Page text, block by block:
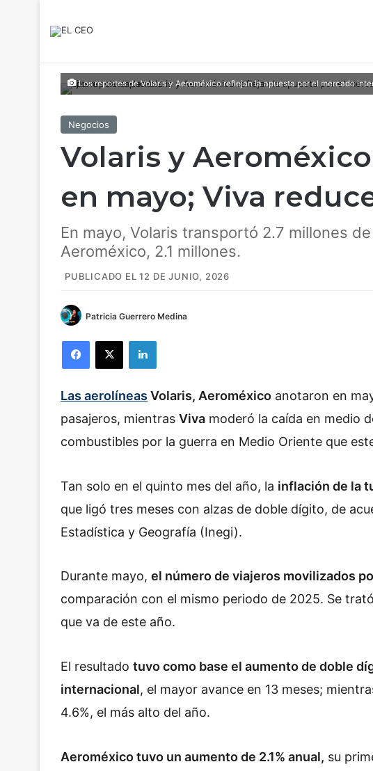
Los reportes de Volaris y Aeroméxico reflejan la apuesta por el mercado
Negocios
Volaris y
en mayo; Viva
En mayo, Volaris transportó 2.7 millones
Aeroméxico, 2.1 millones.
PUBLICADO EL 12 DE JUNIO, 2026
Patricia Guerrero Medina
Las aerolíneas Volaris, Aeroméxico anotaron en
pasajeros, mientras Viva moderó la caída en medio
combustibles por la guerra en Medio Oriente que
Tan solo en el quinto mes del año, la inflación de la
que ligó tres meses con alzas de doble dígito, de
Estadística y Geografía (Inegi).
Durante mayo, el número de viajeros movilizados
comparación con el mismo periodo de 2025. Se
que va de este año.
El resultado tuvo como base el aumento de doble
internacional, el mayor avance en 13 meses;
4.6%, el más alto del año.
Aeroméxico tuvo un aumento de 2.1% anual, su